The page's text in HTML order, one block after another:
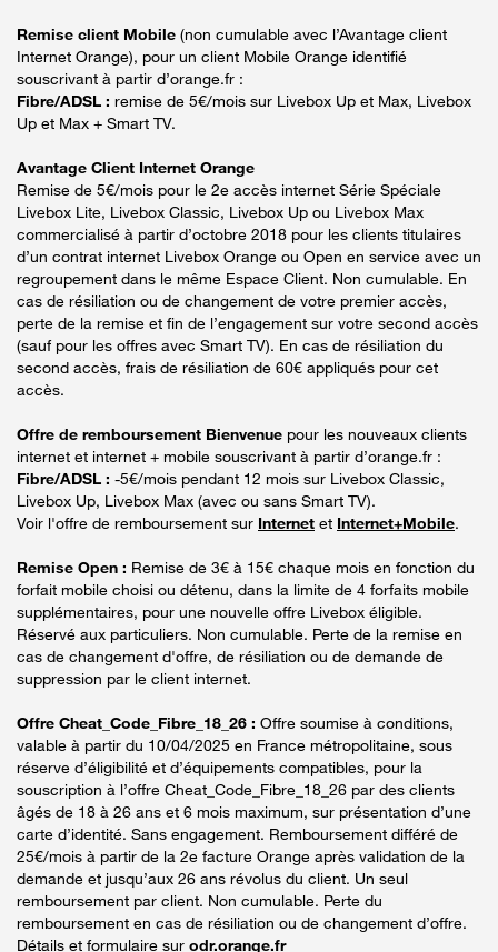
Remise client Mobile (non cumulable avec l’Avantage client
Internet Orange), pour un client Mobile Orange identifié
souscrivant à partir d’orange.fr :
Fibre/ADSL : remise de 5€/mois sur Livebox Up et Max, Livebox
Up et Max + Smart TV.
Avantage Client Internet Orange
Remise de 5€/mois pour le 2e accès internet Série Spéciale
Livebox Lite, Livebox Classic, Livebox Up ou Livebox Max
commercialisé à partir d’octobre 2018 pour les clients titulaires
d’un contrat internet Livebox Orange ou Open en service avec un
regroupement dans le même Espace Client. Non cumulable. En
cas de résiliation ou de changement de votre premier accès,
perte de la remise et fin de l’engagement sur votre second accès
(sauf pour les offres avec Smart TV). En cas de résiliation du
second accès, frais de résiliation de 60€ appliqués pour cet
accès.
Offre de remboursement Bienvenue pour les nouveaux clients
internet et internet + mobile souscrivant à partir d’orange.fr :
Fibre/ADSL : -5€/mois pendant 12 mois sur Livebox Classic,
Livebox Up, Livebox Max (avec ou sans Smart TV).
Voir l'offre de remboursement sur Internet et Internet+Mobile.
Remise Open : Remise de 3€ à 15€ chaque mois en fonction du
forfait mobile choisi ou détenu, dans la limite de 4 forfaits mobile
supplémentaires, pour une nouvelle offre Livebox éligible.
Réservé aux particuliers. Non cumulable. Perte de la remise en
cas de changement d'offre, de résiliation ou de demande de
suppression par le client internet.
Offre Cheat_Code_Fibre_18_26 : Offre soumise à conditions,
valable à partir du 10/04/2025 en France métropolitaine, sous
réserve d’éligibilité et d’équipements compatibles, pour la
souscription à l’offre Cheat_Code_Fibre_18_26 par des clients
âgés de 18 à 26 ans et 6 mois maximum, sur présentation d’une
carte d’identité. Sans engagement. Remboursement différé de
25€/mois à partir de la 2e facture Orange après validation de la
demande et jusqu’aux 26 ans révolus du client. Un seul
remboursement par client. Non cumulable. Perte du
remboursement en cas de résiliation ou de changement d’offre.
Détails et formulaire sur odr.orange.fr